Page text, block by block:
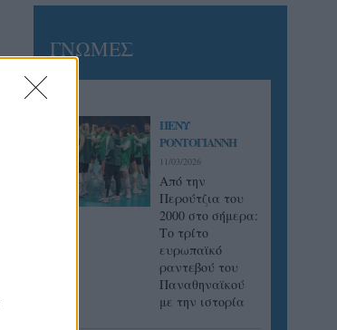
ΓΝΩΜΕΣ
ΠΕΝΥ
ΡΟΝΤΟΓΙΑΝΝΗ
11/03/2026
Από την
Περούτζια του
2000 στο σήμερα:
Tο τρίτο
ευρωπαϊκό
ραντεβού του
Παναθηναϊκού
με την ιστορία